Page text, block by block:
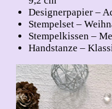
Designerpapier –
Stempelset –
Stempelkissen –
Handstanze –